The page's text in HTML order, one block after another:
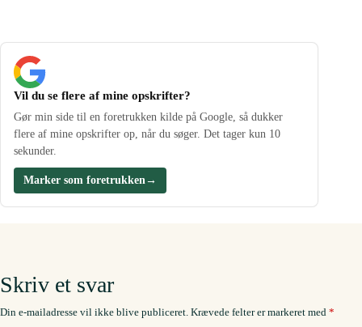
Vil du se flere af mine opskrifter?
Gør min side til en foretrukken kilde på Google, så dukker
flere af mine opskrifter op, når du søger. Det tager kun 10
sekunder.
Marker som foretrukken→
Skriv et svar
Din e-mailadresse vil ikke blive publiceret. Krævede felter er markeret med *